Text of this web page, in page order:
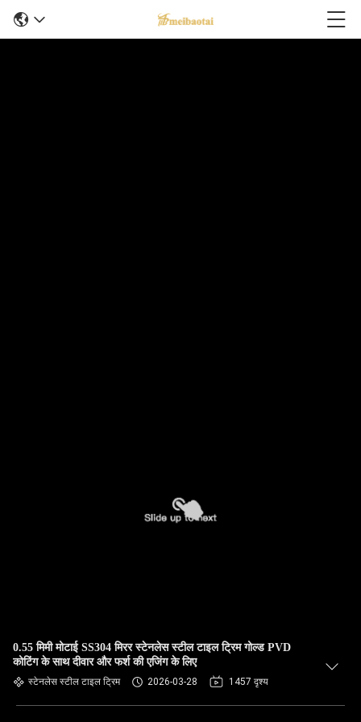
0.55 मिमी मोटाई SS304 मिरर स्टेनलेस स्टील टाइल ट्रिम गोल्ड PVD
कोटिंग के साथ दीवार और फर्श की एजिंग के लिए
स्टेनलेस स्टील टाइल ट्रिम 2026-03-28 1457 दृश्य